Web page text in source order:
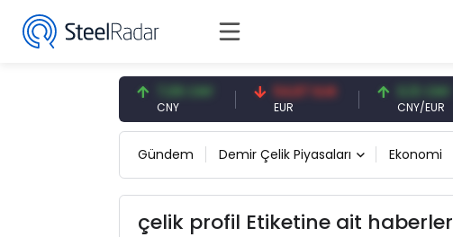
7,09 CNY
CNY
54,87 EUR
EUR
0,13 CNY
CNY/EUR
Gündem Demir Çelik Piyasaları Ekonomi
çelik profil Etiketine ait haberler